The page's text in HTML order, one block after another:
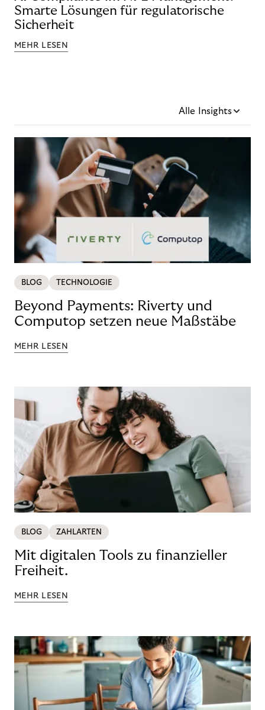
Smarte Lösungen für regulatorische
Sicherheit
MEHR LESEN
Alle Insights
BLOG TECHNOLOGIE
Beyond Payments: Riverty und
Computop setzen neue Maßstäbe
MEHR LESEN
BLOG ZAHLARTEN
Mit digitalen Tools zu finanzieller
Freiheit.
MEHR LESEN